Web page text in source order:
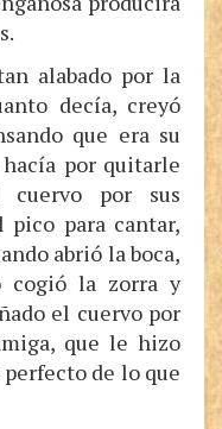
alabado por la
decía, creyó
que era su
por quitarle
cuervo por sus
pico para cantar,
abrió la boca,
cogió la zorra y
el cuervo por
que le hizo
de lo que